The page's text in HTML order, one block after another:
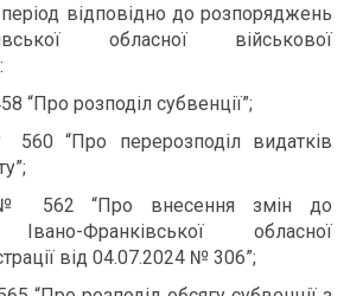
відповідно до розпоряджень
обласної військової
“Про розподіл субвенції”;
“Про перерозподіл видатків
№ 562 “Про внесення змін до
Франківської обласної
від 04.07.2024 № 306”;